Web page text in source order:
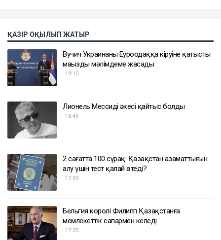
ҚАЗІР ОҚЫЛЫП ЖАТЫР
Вучич Украинаның Еуроодаққа кіруіне қатысты
маңызды мәлімдеме жасады
19:15
Лионель Мессидің әкесі қайтыс болды
18:45
2 сағатта 100 сұрақ: Қазақстан азаматтығын
алу үшін тест қалай өтеді?
17:59
Бельгия королі Филипп Қазақстанға
мемлекеттік сапармен келеді
17:25